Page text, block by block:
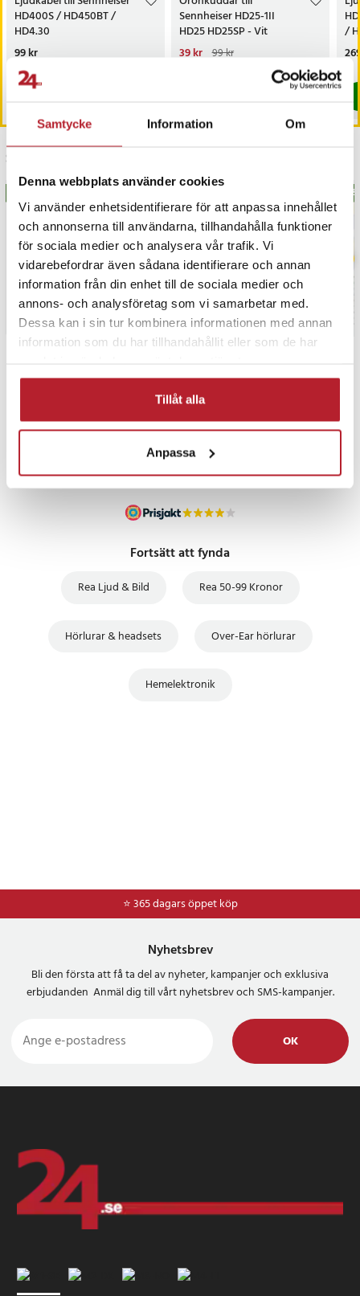
Samtycke Information Om
Denna webbplats använder cookies
Vi använder enhetsidentifierare för att anpassa innehållet
och annonserna till användarna, tillhandahålla funktioner
för sociala medier och analysera vår trafik. Vi
vidarebefordrar även sådana identifierare och annan
information från din enhet till de sociala medier och
annons- och analysföretag som vi samarbetar med.
Dessa kan i sin tur kombinera informationen med annan
information som du har tillhandahållit eller som de har
Tillåt alla
Anpassa
HD400S / HD450BT /
HD4.30
Pris:99 kr
99 kr
I lager, levereras inom 1-2 vardagar
Sennheiser HD25-1II
HD25 HD25SP - Vit
Nuvarande pris:
99 kr
39 kr 99 kr
I lager, levereras inom 1-2 vardagar
/
Senast besökta
UTFÖRSÄLJNING
Fortsätt att fynda
Rea Ljud & Bild Rea 50-99 Kronor
Hörlurar & headsets Over-Ear hörlurar
Hemelektronik
⭐ 365 dagars öppet köp
⭐Frakt 49kr *
Nyhetsbrev
Bli den första att få ta del av nyheter, kampanjer och exklusiva
erbjudanden Anmäl dig till vårt nyhetsbrev och SMS-kampanjer.
OK